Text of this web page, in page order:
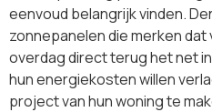
eenvoud belangrijk vinden.
zonnepanelen die merken
overdag direct terug het net
hun energiekosten willen
project van hun woning te